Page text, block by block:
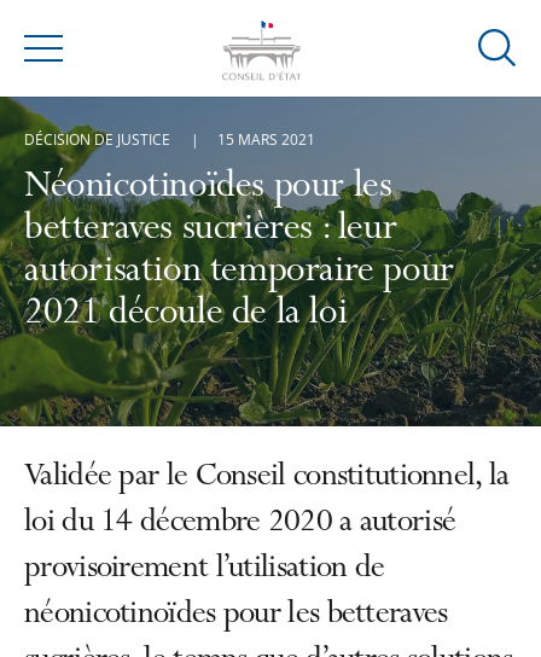
Menu
Ouvrir
Néonicotinoïdes pour les
betteraves sucrières : leur
autorisation temporaire pour
2021 découle de la loi
DÉCISION DE JUSTICE 15 MARS 2021
Validée par le Conseil constitutionnel, la
loi du 14 décembre 2020 a autorisé
provisoirement l’utilisation de
néonicotinoïdes pour les betteraves